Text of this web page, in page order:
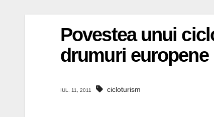
Povestea unui
drumuri europene
IUL. 11, 2011 cicloturism